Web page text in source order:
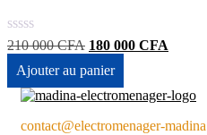
210 000CFA Le
initial
était :
000 CFA.
180 000 CFA
est :
000
Ajouter au panier
contact@electromenager-